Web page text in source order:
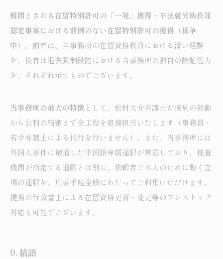
難関とされる在留特別許可の「一発」獲得・不法就労助長罪
認定事案における前例のない在留特別許可の獲得（係争
中） 。前者は、当事務所の在留資格救済における深い経験
を、後者は退去強制段階における当事務所の独自の論証能力
を、それぞれ示すものでございます。
当事務所の最大の特徴 として、松村大介弁護士が接見の初動
から公判の結審まで全工程を直接担当いたします（事務員・
若手弁護士による代行を行いません）。また、当事務所には
外国人事件に精通した中国語専属通訳が常駐しており、捜査
機関が指定する通訳とは別に、依頼者ご本人のために動く立
場の通訳を、刑事手続全般にわたってご利用いただけます。
提携の行政書士による在留資格更新・変更等のワンストップ
対応も可能でございます。
9. 結語